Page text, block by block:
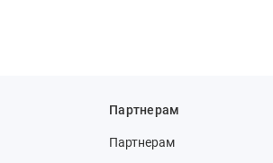
Партнерам
Партнерам